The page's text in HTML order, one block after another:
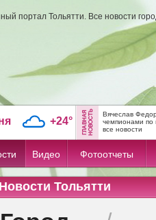
портал Тольятти. Все новости
+24°
Вячеслав
чемпионами по
все новости
Видео Фотоотчеты
Тольятти